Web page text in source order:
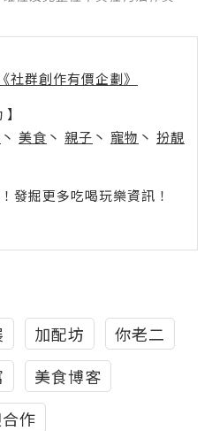
社群創作有價企劃》
丶 美食 丶 親子 丶 寵物 丶 扮靚
掘更多吃喝玩樂資訊！
加配坊
你老二
美食博客
作